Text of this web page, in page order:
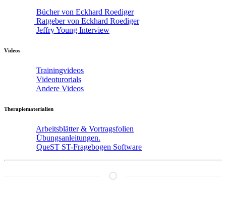
Bücher von Eckhard Roediger
Ratgeber von Eckhard Roediger
Jeffry Young Interview
Videos
Trainingvideos
Videoturorials
Andere Videos
Therapiematerialien
Arbeitsblätter & Vortragsfolien
Übungsanleitungen.
QueST ST-Fragebogen Software